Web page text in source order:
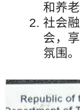
和养老
社会
会，
氛围。